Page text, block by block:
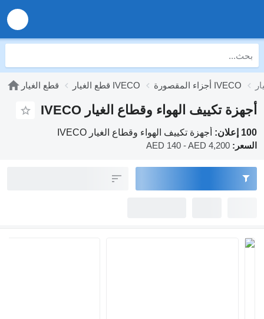
قطع الغيار قطع الغيار IVECO أجزاء المقصورة IVECO
أجهزة تكييف الهواء وقطاع الغيار IVECO
100 إعلان:
أجهزة تكييف الهواء وقطاع الغيار IVECO
السعر: AED 140 - AED 4,200